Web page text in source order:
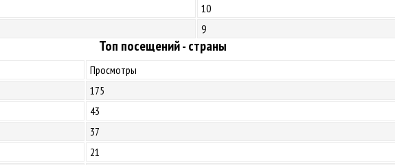
10
9
Топ посещений - страны
Просмотры
175
43
37
21